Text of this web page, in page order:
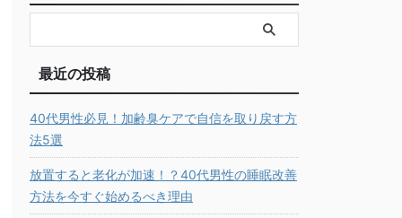
最近の投稿
40代男性必見！加齢臭ケアで自信を取り戻す方
法5選
放置すると老化が加速！？40代男性の睡眠改善
方法を今すぐ始めるべき理由